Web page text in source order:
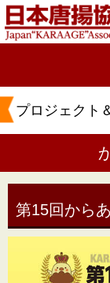
プロジェクト
第15回から